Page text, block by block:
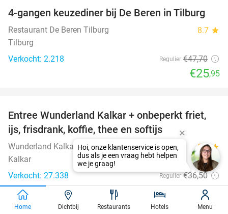
46%
4-gangen keuzediner bij De Beren in Tilburg
Restaurant De Beren Tilburg 8.7 star
Tilburg
Verkocht: 2.218
Regulier €47,70
€25,95
32%
Entree Wunderland Kalkar + onbeperkt friet,
ijs, frisdrank, koffie, thee en softijs
Wunderland Kalkar 8.9star
Kalkar
Verkocht: 27.338
Regulier €36,50
€25
favorite_border
Home Dichtbij Restaurants Hotels Menu